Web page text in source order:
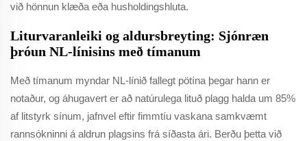
við hönnun klæða eða husholdingshluta.
Liturvaranleiki og aldursbreyting: Sjónræn
þróun NL-línisins með tímanum
Með tímanum myndar NL-línið fallegt pötína þegar hann er
notaður, og áhugavert er að natúrulega lituð plagg halda um 85%
af litstyrk sínum, jafnvel eftir fimmtíu vaskana samkvæmt
rannsókninni á aldrun plagsins frá síðasta ári. Berðu þetta við